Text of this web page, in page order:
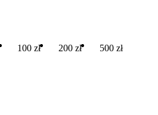
100 zł 200 zł 500 zł